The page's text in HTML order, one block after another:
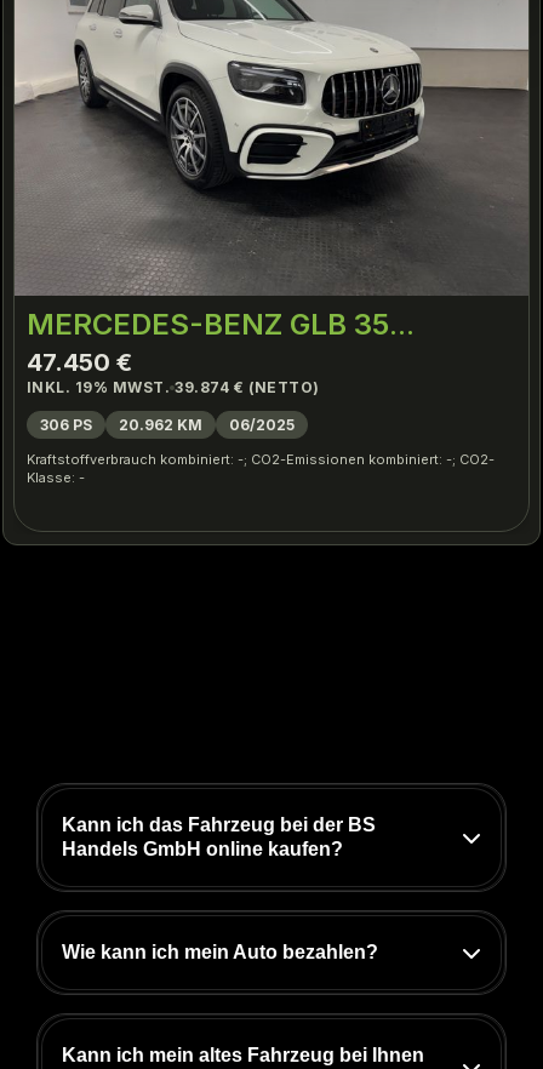
MERCEDES-BENZ GLB 35
47.450 €
INKL. 19% MWST. 39.874 € (NETTO)
306 PS 20.962 KM 06/2025
Kraftstoffverbrauch kombiniert: -; CO2-Emissionen kombiniert: -; CO2-
Klasse: -
Kann ich das Fahrzeug bei der BS
Handels GmbH online kaufen?
Der Fahrzeugkauf bei uns ist unkompliziert
und komfortabel. Finden Sie Ihr
Wie kann ich mein Auto bezahlen?
Die BS Handels GmbH bietet Ihnen
verschiedene Zahlungsmöglichkeiten,
Kann ich mein altes Fahrzeug bei Ihnen